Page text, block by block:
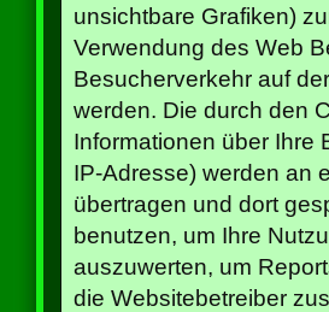
unsichtbare Grafiken)
Verwendung des Web
Besucherverkehr auf
werden. Die durch den
Informationen über Ihre
IP-Adresse) werden an
übertragen und dort
benutzen, um Ihre
auszuwerten, um
die Websitebetreiber